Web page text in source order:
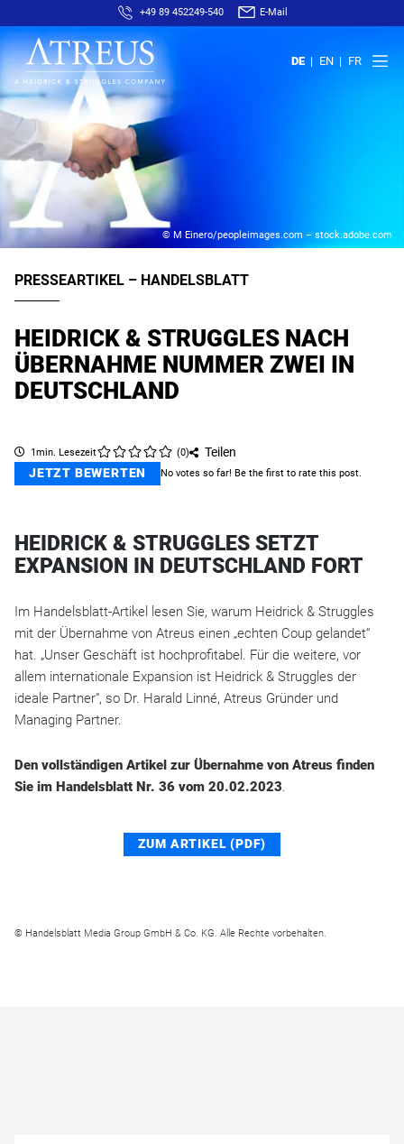
+49 89 452249-540 E-Mail
DE EN FR
© M Einero/peopleimages.com – stock.adobe.com
PRESSEARTIKEL – HANDELSBLATT
HEIDRICK & STRUGGLES NACH
ÜBERNAHME NUMMER ZWEI IN
DEUTSCHLAND
1min. Lesezeit (0)
Teilen
JETZT BEWERTEN
No votes so far! Be the first to rate this post.
HEIDRICK & STRUGGLES SETZT
EXPANSION IN DEUTSCHLAND FORT
Im Handelsblatt-Artikel lesen Sie, warum Heidrick & Struggles
mit der Übernahme von Atreus einen „echten Coup gelandet“
hat. „Unser Geschäft ist hochprofitabel. Für die weitere, vor
allem internationale Expansion ist Heidrick & Struggles der
ideale Partner“, so Dr. Harald Linné, Atreus Gründer und
Managing Partner.
Den vollständigen Artikel zur Übernahme von Atreus finden
Sie im Handelsblatt Nr. 36 vom 20.02.2023.
ZUM ARTIKEL (PDF)
© Handelsblatt Media Group GmbH & Co. KG. Alle Rechte vorbehalten.